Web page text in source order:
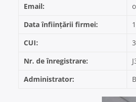
Email:
Data înființării firmei:
CUI:
Nr. de înregistrare:
Administrator: